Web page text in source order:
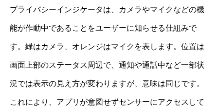
プライバシーインジケータは、カメラやマイクなどの機
能が作動中であることをユーザーに知らせる仕組みで
す。緑はカメラ、オレンジはマイクを表します。位置は
画面上部のステータス周辺で、通知や通話中など一部状
況では表示の見え方が変わりますが、意味は同じです。
これにより、アプリが意図せずセンサーにアクセスして